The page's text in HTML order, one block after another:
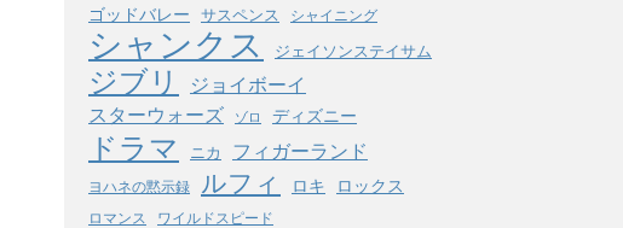
ゴッドバレー サスペンス シャイニング
シャンクス ジェイソンステイサム
ジブリ ジョイボーイ
スターウォーズ ゾロ ディズニー
ドラマ ニカ フィガーランド
ヨハネの黙示録 ルフィ ロキ ロックス
ロマンス ワイルドスピード